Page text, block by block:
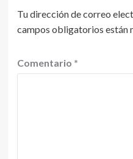
Tu dirección de correo
campos obligatorios están
Comentario *